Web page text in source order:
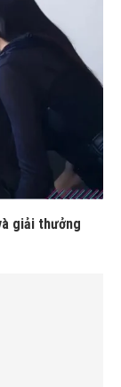
giải thưởng